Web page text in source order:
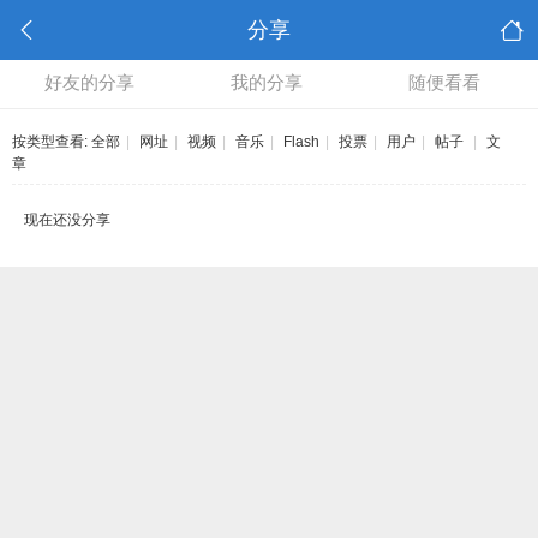
分享
好友的分享 我的分享 随便看看
按类型查看: 全部 网址 视频 音乐 Flash 投票 用户 帖子
文
章
现在还没分享